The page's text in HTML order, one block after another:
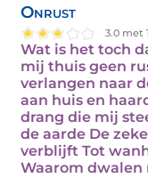
Onrust
3.0 met
Wat is het toch
mij thuis geen
verlangen naar
aan huis en
drang die mij
de aarde De
verblijft Tot
Waarom